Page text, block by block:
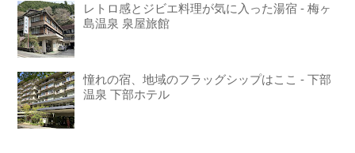
レトロ感とジビエ料理が気に入った湯宿 - 梅ヶ
島温泉 泉屋旅館
憧れの宿、地域のフラッグシップはここ - 下部
温泉 下部ホテル